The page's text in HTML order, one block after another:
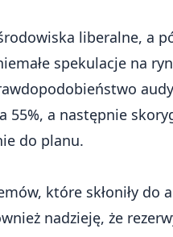
liberalne, a
spekulacje na
55%, a następnie
do planu.
które skłoniły do
nadzieję, że